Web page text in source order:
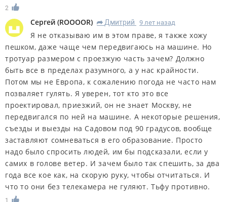
2
Сергей (ROOOOR) R Дмитрий 9 лет назад
Я не отказываю им в этом праве, я также хожу
пешком, даже чаще чем передвигаюсь на машине. Но
тротуар размером с проезжую часть зачем? Должно
быть все в пределах разумного, а у нас крайности.
Потом мы не Европа, к сожалению погода не часто нам
позваляет гулять. Я уверен, тот кто это все
проектировал, приезжий, он не знает Москву, не
передвигался по ней на машине. А некоторые решения,
съезды и выезды на Садовом под 90 градусов, вообще
заставляют сомневаться в его образование. Просто
надо было спросить людей, им бы подсказали, если у
самих в голове ветер. И зачем было так спешить, за два
года все кое как, на скорую руку, чтобы отчитаться. И
что то они без телекамера не гуляют. Тьфу противно.
1